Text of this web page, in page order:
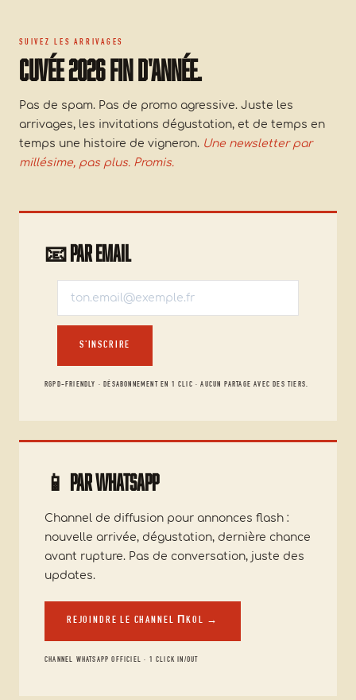
SUIVEZ LES ARRIVAGES
Cuvée 2026 fin d'année.
Pas de spam. Pas de promo agressive. Juste les
arrivages, les invitations dégustation, et de temps en
temps une histoire de vigneron. Une newsletter par
millésime, pas plus. Promis.
📧Par email
S'INSCRIRE
RGPD-FRIENDLY · DÉSABONNEMENT EN 1 CLIC · AUCUN PARTAGE AVEC DES TIERS.
📱 Par WhatsApp
Channel de diffusion pour annonces flash :
nouvelle arrivée, dégustation, dernière chance
avant rupture. Pas de conversation, juste des
updates.
REJOINDRE LE CHANNEL ΠKOL →
CHANNEL WHATSAPP OFFICIEL · 1 CLICK IN/OUT